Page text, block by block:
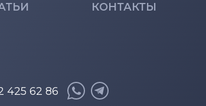
КОНТАКТЫ
425 62 86